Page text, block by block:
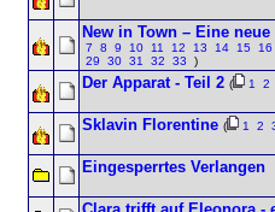
New in Town – Eine
7
8 9 10 11 12 13 14 15 16
29
30 31 32 33 )
Der Apparat - Teil 2 ( 1 2
Sklavin Florentine ( 1 2
Eingesperrtes Verlangen